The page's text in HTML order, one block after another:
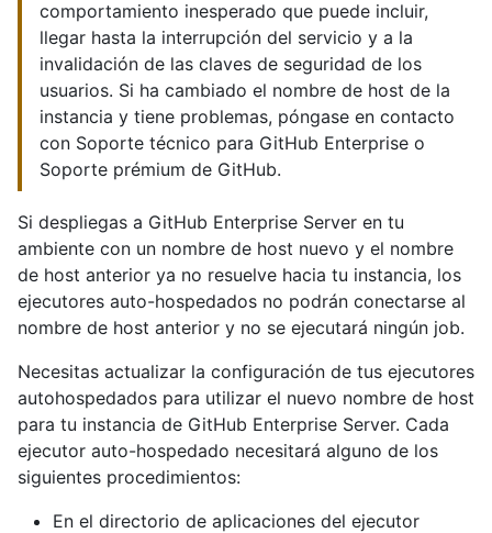
comportamiento inesperado que puede incluir,
llegar hasta la interrupción del servicio y a la
invalidación de las claves de seguridad de los
usuarios. Si ha cambiado el nombre de host de la
instancia y tiene problemas, póngase en contacto
con Soporte técnico para GitHub Enterprise o
Soporte prémium de GitHub.
Si despliegas a GitHub Enterprise Server en tu
ambiente con un nombre de host nuevo y el nombre
de host anterior ya no resuelve hacia tu instancia, los
ejecutores auto-hospedados no podrán conectarse al
nombre de host anterior y no se ejecutará ningún job.
Necesitas actualizar la configuración de tus ejecutores
autohospedados para utilizar el nuevo nombre de host
para tu instancia de GitHub Enterprise Server. Cada
ejecutor auto-hospedado necesitará alguno de los
siguientes procedimientos:
En el directorio de aplicaciones del ejecutor